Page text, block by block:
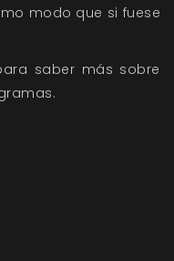
modo que si fuese
saber más sobre